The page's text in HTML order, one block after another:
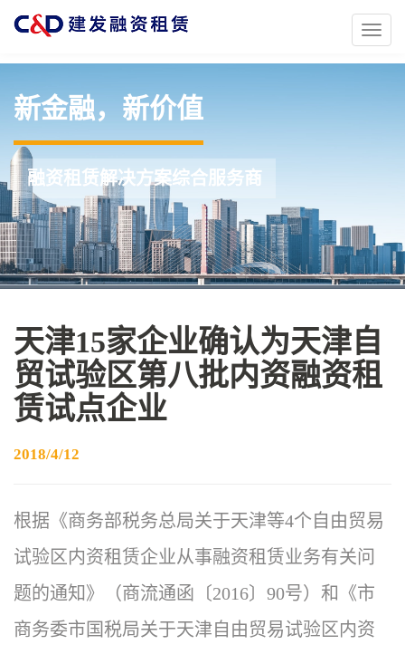
Toggle
新金融，新价值
融资租赁解决方案综合服务商
天津15家企业确认为天津自
贸试验区第八批内资融资租
赁试点企业
2018/4/12
根据《商务部税务总局关于天津等4个自由贸易
试验区内资租赁企业从事融资租赁业务有关问
题的通知》（商流通函〔2016〕90号）和《市
商务委市国税局关于天津自由贸易试验区内资